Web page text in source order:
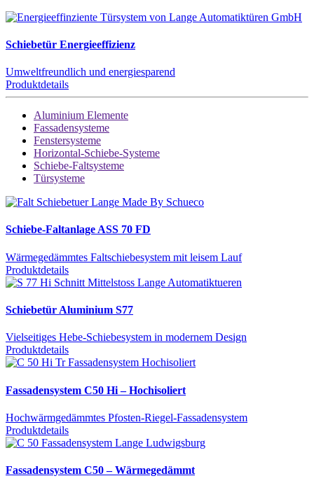
Schiebetür Energieeffizienz
Umweltfreundlich und energiesparend
Produktdetails
Aluminium Elemente
Fassadensysteme
Fenstersysteme
Horizontal-Schiebe-Systeme
Schiebe-Faltsysteme
Türsysteme
Schiebe-Faltanlage ASS 70 FD
Wärmegedämmtes Faltschiebesystem mit leisem Lauf
Produktdetails
Schiebetür Aluminium S77
Vielseitiges Hebe-Schiebesystem in modernem Design
Produktdetails
Fassadensystem C50 Hi – Hochisoliert
Hochwärmgedämmtes Pfosten-Riegel-Fassadensystem
Produktdetails
Fassadensystem C50 – Wärmegedämmt